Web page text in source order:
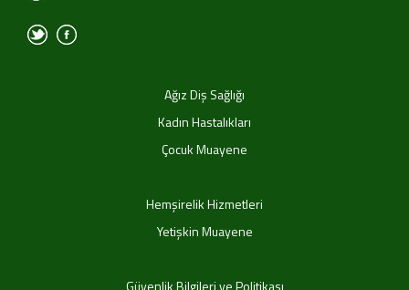
Ağız Diş Sağlığı
Kadın Hastalıkları
Çocuk Muayene
Hemşirelik Hizmetleri
Yetişkin Muayene
Güvenlik Bilgileri ve Politikası